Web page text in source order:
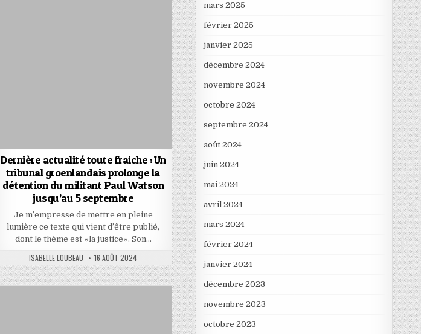
Dernière actualité toute fraiche : Un
tribunal groenlandais prolonge la
détention du militant Paul Watson
jusqu’au 5 septembre
Je m’empresse de mettre en pleine
lumière ce texte qui vient d’être publié,
dont le thème est «la justice». Son…
AUTHOR:
ISABELLE LOUBEAU PUBLISHED
DATE:
16 AOÛT 2024
mars 2025
février 2025
janvier 2025
décembre 2024
novembre 2024
octobre 2024
septembre 2024
août 2024
juin 2024
mai 2024
avril 2024
mars 2024
février 2024
janvier 2024
décembre 2023
novembre 2023
octobre 2023